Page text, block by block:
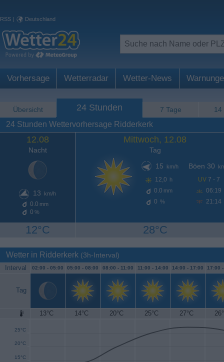
RSS | Deutschland
Vorhersage Wetterradar Wetter-News
Übersicht 24 Stunden 7 Tage 14
24 Stunden Wettervorhersage Ridderkerk
12.08
Nacht
13 km/h
0.0 mm
0 %
12°C
Mittwoch, 12.08
Tag
15
km/h
12,0 h
0.0 mm
0 %
Böen 30
UV 7 - 7
06:19
21:14
28°C
Wetter in Ridderkerk (3h-Interval)
Interval 02:00 - 05:00 05:00 - 08:00 08:00 - 11:00 11:00 - 14:00 14:00 - 17:00 17:00
Tag
13°C 14°C 20°C 25°C 27°C
15°C
20°C
25°C
30°C